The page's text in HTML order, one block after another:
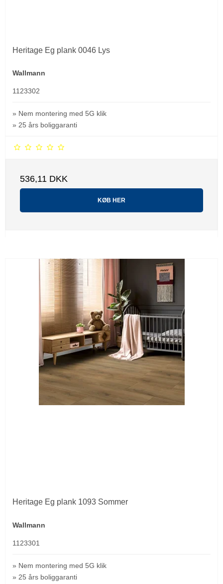
Heritage Eg plank 0046 Lys
Wallmann
1123302
» Nem montering med 5G klik
» 25 års boliggaranti
536,11 DKK
KØB HER
Heritage Eg plank 1093 Sommer
Wallmann
1123301
» Nem montering med 5G klik
» 25 års boliggaranti